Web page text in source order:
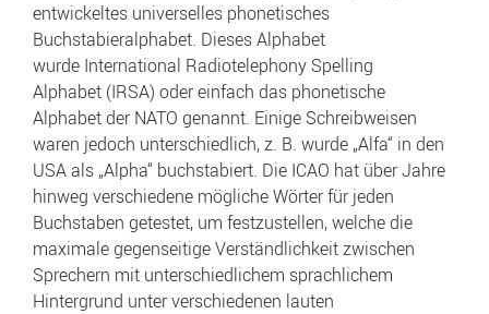
entwickeltes universelles phonetisches
Buchstabieralphabet. Dieses Alphabet
wurde International Radiotelephony Spelling
Alphabet (IRSA) oder einfach das phonetische
Alphabet der NATO genannt. Einige Schreibweisen
waren jedoch unterschiedlich, z. B. wurde „Alfa“ in den
USA als „Alpha“ buchstabiert. Die ICAO hat über Jahre
hinweg verschiedene mögliche Wörter für jeden
Buchstaben getestet, um festzustellen, welche die
maximale gegenseitige Verständlichkeit zwischen
Sprechern mit unterschiedlichem sprachlichem
Hintergrund unter verschiedenen lauten